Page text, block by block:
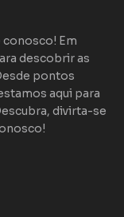
Em
descobrir as
pontos
aqui para
divirta-se